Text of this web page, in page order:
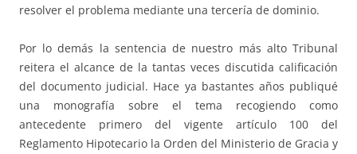
resolver el problema mediante una tercería de dominio.
Por lo demás la sentencia de nuestro más alto Tribunal
reitera el alcance de la tantas veces discutida calificación
del documento judicial. Hace ya bastantes años publiqué
una monografía sobre el tema recogiendo como
antecedente primero del vigente artículo 100 del
Reglamento Hipotecario la Orden del Ministerio de Gracia y